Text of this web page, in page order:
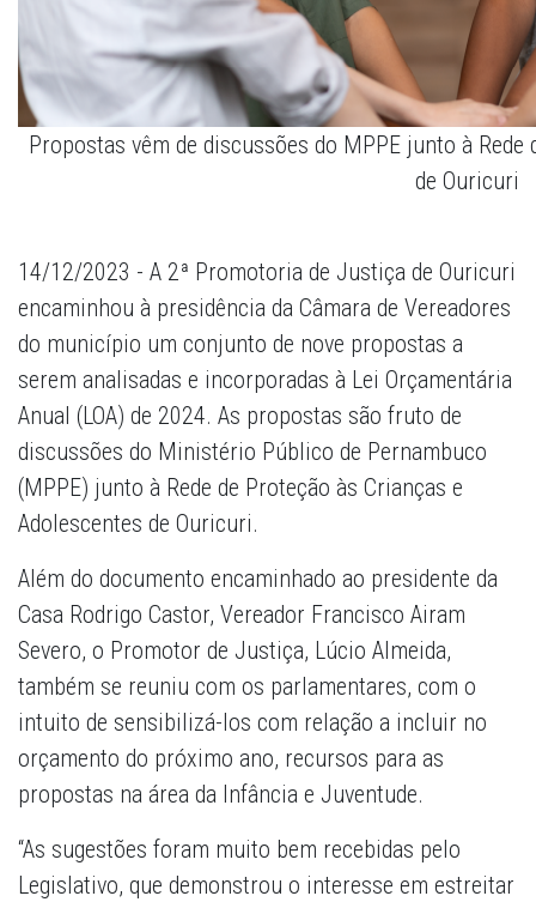
Propostas vêm de discussões do MPPE junto à
de Ouricuri
14/12/2023 - A 2ª Promotoria de Justiça de Ouricuri
encaminhou à presidência da Câmara de Vereadores
do município um conjunto de nove propostas a
serem analisadas e incorporadas à Lei Orçamentária
Anual (LOA) de 2024. As propostas são fruto de
discussões do Ministério Público de Pernambuco
(MPPE) junto à Rede de Proteção às Crianças e
Adolescentes de Ouricuri.
Além do documento encaminhado ao presidente da
Casa Rodrigo Castor, Vereador Francisco Airam
Severo, o Promotor de Justiça, Lúcio Almeida,
também se reuniu com os parlamentares, com o
intuito de sensibilizá-los com relação a incluir no
orçamento do próximo ano, recursos para as
propostas na área da Infância e Juventude.
“As sugestões foram muito bem recebidas pelo
Legislativo, que demonstrou o interesse em estreitar